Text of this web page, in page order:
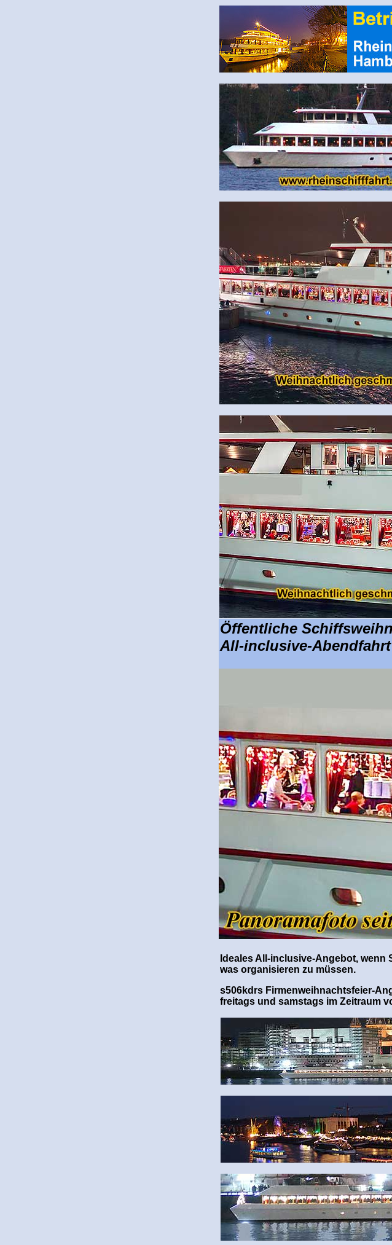
Öffentliche
All-inclusive-
Ideales All-inclusive-Angebot, wenn
was organisieren zu müssen.
s506kdrs Firmenweihnachtsfeier-
freitags und samstags im Zeitraum